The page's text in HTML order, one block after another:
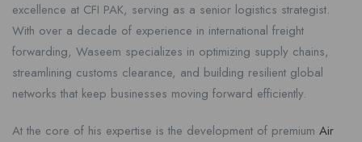
excellence at CFI PAK, serving as a senior logistics strategist.
With over a decade of experience in international freight
forwarding, Waseem specializes in optimizing supply chains,
streamlining customs clearance, and building resilient global
networks that keep businesses moving forward efficiently.
At the core of his expertise is the development of premium Air